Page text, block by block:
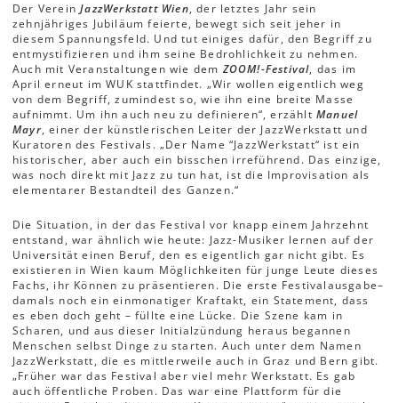
Der VereinJazzWerkstatt Wien, der letztes Jahr sein
zehnjähriges Jubiläum feierte, bewegt sich seit jeher in
diesem Spannungsfeld. Und tut einiges dafür, den Begriff zu
entmystifizieren und ihm seine Bedrohlichkeit zu nehmen.
Auch mit Veranstaltungen wie demZOOM!-Festival, das im
April erneut im WUK stattfindet. „Wir wollen eigentlich weg
von dem Begriff, zumindest so, wie ihn eine breite Masse
aufnimmt. Um ihn auch neu zu definieren“, erzähltManuel
Mayr, einer der künstlerischen Leiter der JazzWerkstatt und
Kuratoren des Festivals. „Der Name “JazzWerkstatt“ ist ein
historischer, aber auch ein bisschen irreführend. Das einzige,
was noch direkt mit Jazz zu tun hat, ist die Improvisation als
elementarer Bestandteil des Ganzen.“
Die Situation, in der das Festival vor knapp einem Jahrzehnt
entstand, war ähnlich wie heute: Jazz-Musiker lernen auf der
Universität einen Beruf, den es eigentlich gar nicht gibt. Es
existieren in Wien kaum Möglichkeiten für junge Leute dieses
Fachs, ihr Können zu präsentieren. Die erste Festivalausgabe–
damals noch ein einmonatiger Kraftakt, ein Statement, dass
es eben doch geht – füllte eine Lücke. Die Szene kam in
Scharen, und aus dieser Initialzündung heraus begannen
Menschen selbst Dinge zu starten. Auch unter dem Namen
JazzWerkstatt, die es mittlerweile auch in Graz und Bern gibt.
„Früher war das Festival aber viel mehr Werkstatt. Es gab
auch öffentliche Proben. Das war eine Plattform für die